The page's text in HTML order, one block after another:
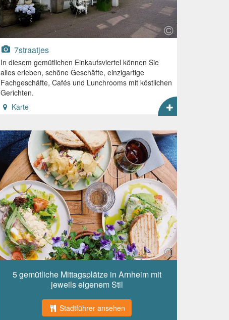
7straatjes
In diesem gemütlichen Einkaufsviertel können Sie
alles erleben, schöne Geschäfte, einzigartige
Fachgeschäfte, Cafés und Lunchrooms mit köstlichen
Gerichten.
Karte
5 gemütliche Mittagsplätze in Arnheim mit
jeweils eigenem Stil
Stadtführer ansehen